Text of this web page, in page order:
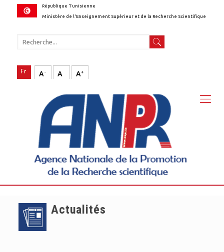
République Tunisienne
Ministère de l'Enseignement Supérieur et de la Recherche Scientifique
A- A A+
Actualités